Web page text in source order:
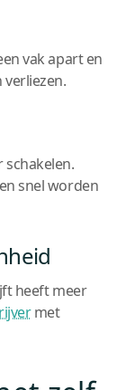
vak apart en
schakelen.
snel worden
heeft meer
met